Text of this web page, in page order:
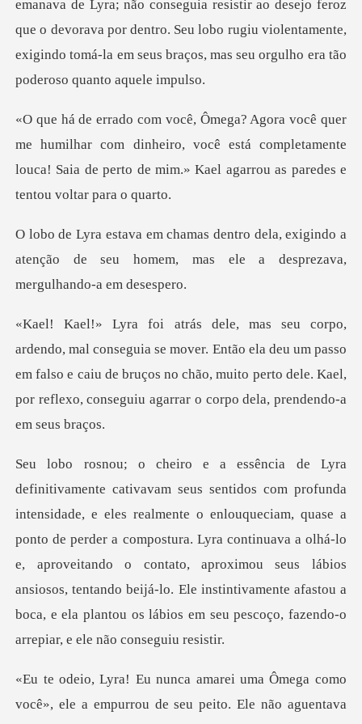
a resistir ao desejo feroz
que o devorava por dentro. Seu lobo rugiu violentamente,
ex
ar com dinheiro, você está completamente
louca! Saia de perto
a, exigindo a
atenção de seu homem, mas el
er. Então ela deu um passo
em falso e caiu de bruços no chão, muito perto dele.
queciam, quase a
ponto de perder a compostura. Lyra continuava a olhá-lo
e, aproveitando o contato, aproximou seus lábios
ansiosos, tenta
ocê», ele a empurrou de seu peito. Ele não aguentava